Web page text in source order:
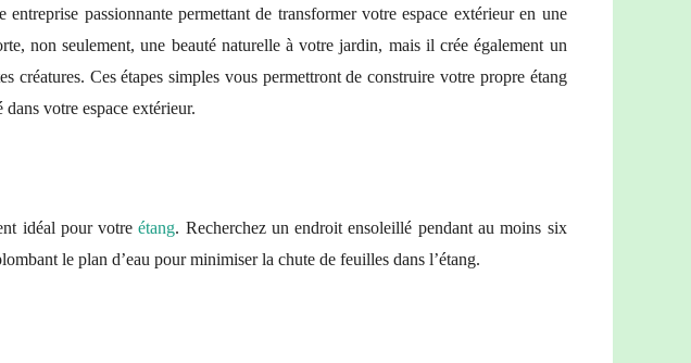
passionnante permettant de transformer votre espace extérieur en une
non seulement, une beauté naturelle à votre jardin, mais il crée également un
créatures. Ces étapes simples vous permettront de construire votre propre étang
votre espace extérieur.
idéal pour votreétang. Recherchez un endroit ensoleillé pendant au moins six
le plan d’eau pour minimiser la chute de feuilles dans l’étang.